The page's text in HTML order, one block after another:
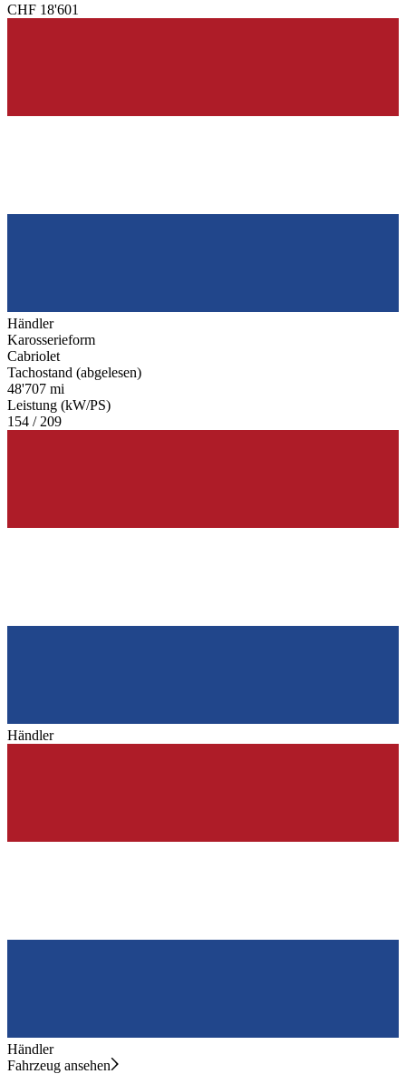
CHF 18'601
Händler
Karosserieform
Cabriolet
Tachostand (abgelesen)
48'707 mi
Leistung (kW/PS)
154 / 209
Händler
Händler
Fahrzeug ansehen